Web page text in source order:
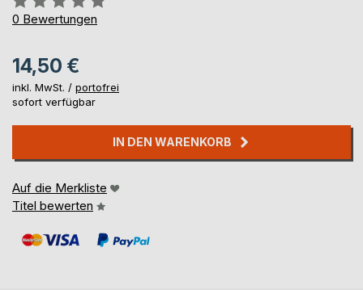
0%
0 Bewertungen
14,50 €
inkl. MwSt. / portofrei
sofort verfügbar
IN DEN WARENKORB
Auf die Merkliste
Titel bewerten